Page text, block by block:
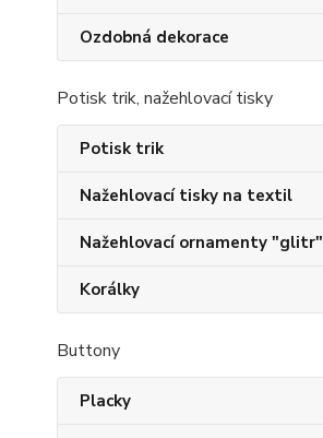
Ozdobná dekorace
Potisk trik, nažehlovací tisky
Potisk trik
Nažehlovací tisky na textil
Nažehlovací ornamenty "glitr"
Korálky
Buttony
Placky